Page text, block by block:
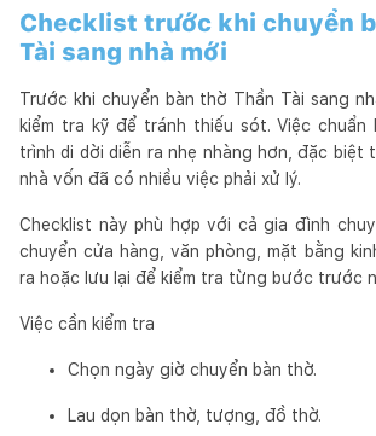
Checklist trước khi chuyển
Tài sang nhà mới
Trước khi chuyển bàn thờ Thần Tài sang
kiểm tra kỹ để tránh thiếu sót. Việc
trình di dời diễn ra nhẹ nhàng hơn, đặc biệt
nhà vốn đã có nhiều việc phải xử lý.
Checklist này phù hợp với cả gia đình
chuyển cửa hàng, văn phòng, mặt bằng
ra hoặc lưu lại để kiểm tra từng bước trước
Việc cần kiểm tra
Chọn ngày giờ chuyển bàn thờ.
Lau dọn bàn thờ, tượng, đồ thờ.